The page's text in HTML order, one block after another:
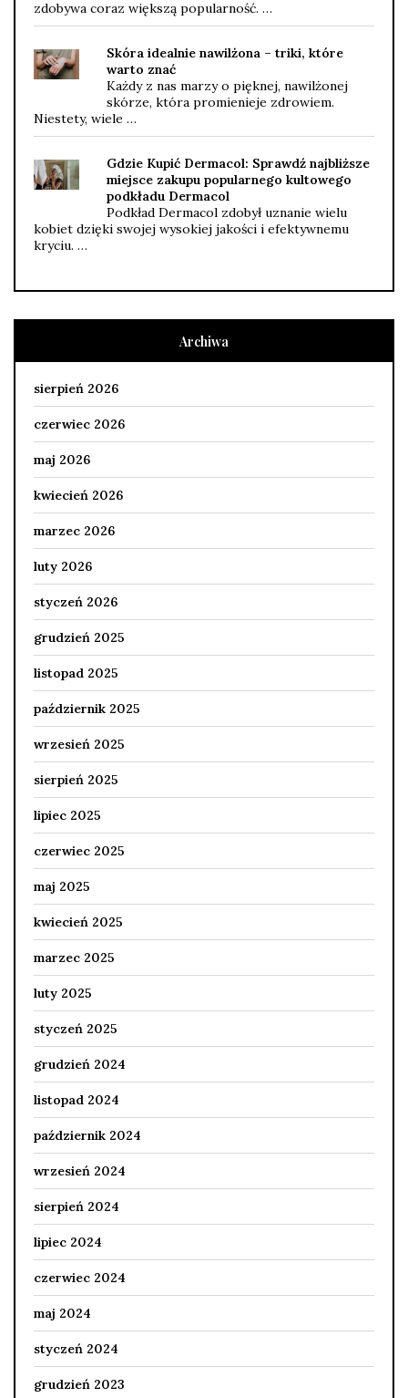
zdobywa coraz większą popularność. …
Skóra idealnie nawilżona – triki, które
warto znać
Każdy z nas marzy o pięknej, nawilżonej
skórze, która promienieje zdrowiem.
Niestety, wiele …
Gdzie Kupić Dermacol: Sprawdź najbliższe
miejsce zakupu popularnego kultowego
podkładu Dermacol
Podkład Dermacol zdobył uznanie wielu
kobiet dzięki swojej wysokiej jakości i efektywnemu
kryciu. …
Archiwa
sierpień 2026
czerwiec 2026
maj 2026
kwiecień 2026
marzec 2026
luty 2026
styczeń 2026
grudzień 2025
listopad 2025
październik 2025
wrzesień 2025
sierpień 2025
lipiec 2025
czerwiec 2025
maj 2025
kwiecień 2025
marzec 2025
luty 2025
styczeń 2025
grudzień 2024
listopad 2024
październik 2024
wrzesień 2024
sierpień 2024
lipiec 2024
czerwiec 2024
maj 2024
styczeń 2024
grudzień 2023